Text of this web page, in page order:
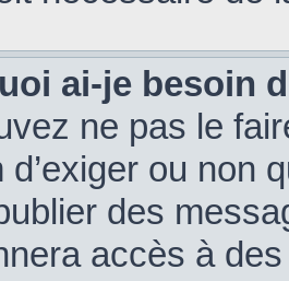
ai-je besoin
ne pas le
d’exiger ou non
des
accès à